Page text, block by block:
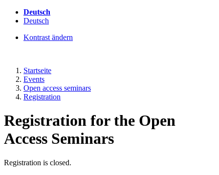
Deutsch
Deutsch
Kontrast ändern
Startseite
Events
Open access seminars
Registration
Registration for the Open
Access Seminars
Registration is closed.